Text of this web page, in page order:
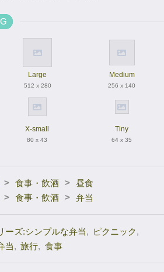
Large
512 x 280
Medium
256 x 140
X-small
80 x 43
Tiny
64 x 35
> 食事・飲酒 >
昼食
> 食事・飲酒 > 弁当
ーズ:シンプルな弁当, ピクニック,
当, 旅行, 食事